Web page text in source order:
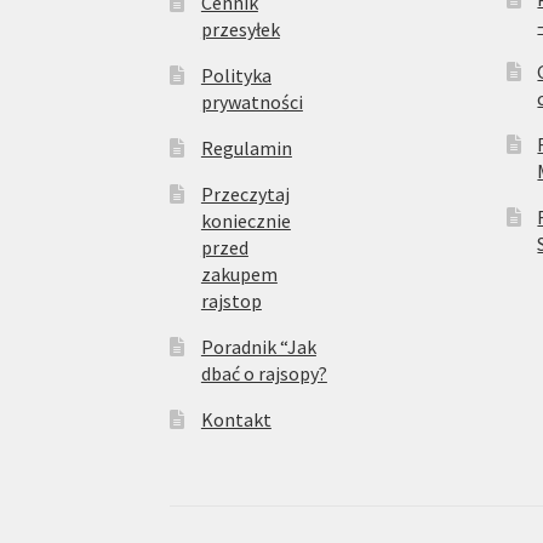
przesyłek
Polityka
prywatności
Regulamin
Przeczytaj
koniecznie
przed
zakupem
rajstop
Poradnik “Jak
dbać o rajsopy?
Kontakt